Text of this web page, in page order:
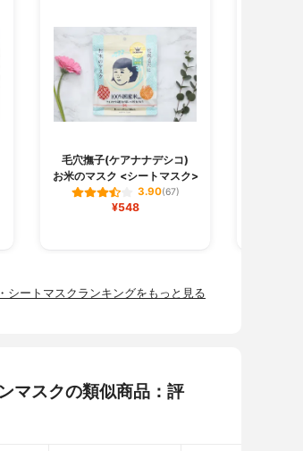
毛穴撫子(ケアナナデシコ)
お米のマスク <シートマスク>
3.90(67)
¥548
シートマスクランキングをもっと見る
マスクの類似商品：評